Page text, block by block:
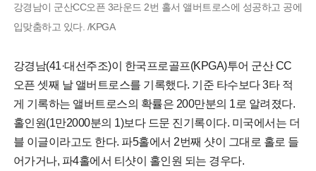
강경남이 군산CC오픈 3라운드 2번 홀서 앨버트로스에 성공하고 공에
입맞춤하고 있다. /KPGA
강경남(41·대선주조)이 한국프로골프(KPGA)투어 군산 CC
오픈 셋째 날 앨버트로스를 기록했다. 기준 타수보다 3타 적
게 기록하는 앨버트로스의 확률은 200만분의 1로 알려졌다.
홀인원(1만2000분의 1)보다 드문 진기록이다. 미국에서는 더
블 이글이라고도 한다. 파5홀에서 2번째 샷이 그대로 홀로 들
어가거나, 파4홀에서 티샷이 홀인원 되는 경우다.